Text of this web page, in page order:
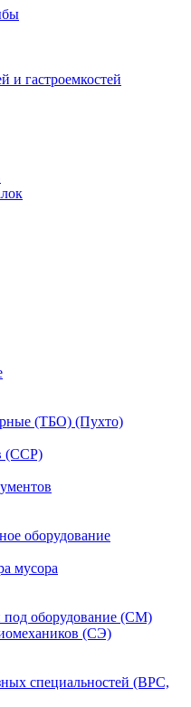
и гастроемкостей
(ТБО) (Пухто)
(ССР)
оборудование
мусора
под оборудование (СМ)
(СЭ)
специальностей (ВРС,